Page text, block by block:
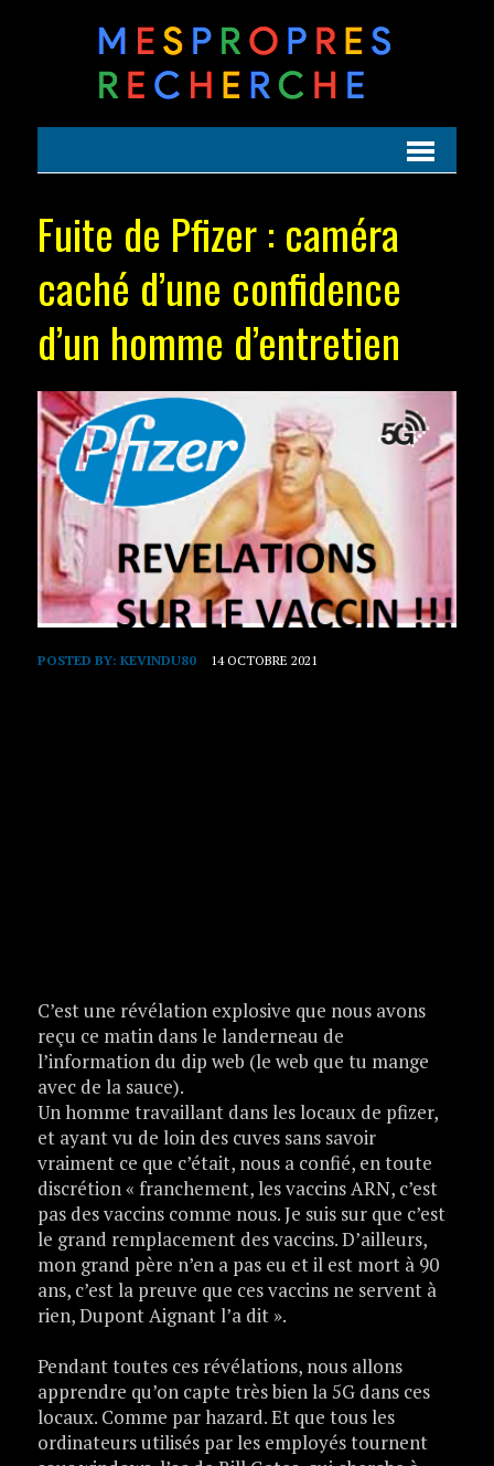
Fuite de Pfizer : caméra
caché d’une confidence
d’un homme d’entretien
POSTED BY: KEVINDU80 14 OCTOBRE 2021
C’est une révélation explosive que nous avons
reçu ce matin dans le landerneau de
l’information du dip web (le web que tu mange
avec de la sauce).
Un homme travaillant dans les locaux de pfizer,
et ayant vu de loin des cuves sans savoir
vraiment ce que c’était, nous a confié, en toute
discrétion « franchement, les vaccins ARN, c’est
pas des vaccins comme nous. Je suis sur que c’est
le grand remplacement des vaccins. D’ailleurs,
mon grand père n’en a pas eu et il est mort à 90
ans, c’est la preuve que ces vaccins ne servent à
rien, Dupont Aignant l’a dit ».
Pendant toutes ces révélations, nous allons
apprendre qu’on capte très bien la 5G dans ces
locaux. Comme par hazard. Et que tous les
ordinateurs utilisés par les employés tournent